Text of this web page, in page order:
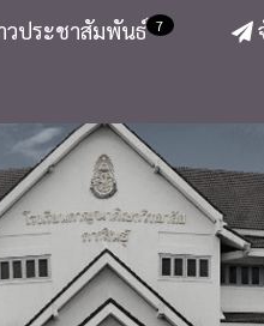
7
วประชาสัมพันธ์